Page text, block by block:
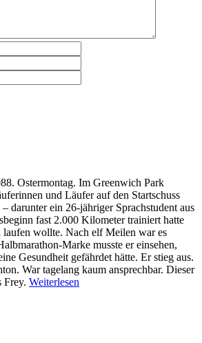
Ostermontag. Im Greenwich Park
und Läufer auf den Startschuss
darunter ein 26-jähriger Sprachstudent aus
fast 2.000 Kilometer trainiert hatte
laufen wollte. Nach elf Meilen war es
Marke musste er einsehen,
Gesundheit gefährdet hätte. Er stieg aus.
War tagelang kaum ansprechbar. Dieser
Frey. Weiterlesen